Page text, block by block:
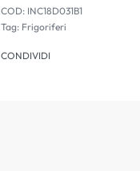
INC18D031B1
Tag: Frigoriferi
CONDIVIDI